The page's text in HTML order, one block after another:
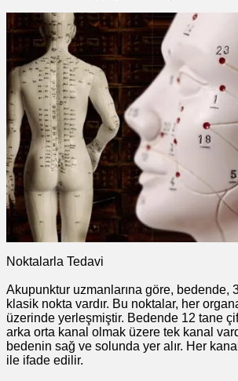
Noktalarla Tedavi
Akupunktur uzmanlarına göre, bedende,
klasik nokta vardır. Bu noktalar, her
üzerinde yerleşmiştir. Bedende 12 tane
arka orta kanal olmak üzere tek kanal
bedenin sağ ve solunda yer alır. Her
ile ifade edilir.